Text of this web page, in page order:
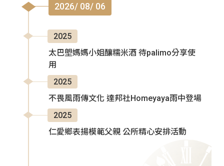
2026/ 08/ 06
2025
太巴塱媽媽小姐釀糯米酒 待palimo分享使
用
2025
不畏風雨傳文化 達邦社Homeyaya雨中登場
2025
仁愛鄉表揚模範父親 公所精心安排活動